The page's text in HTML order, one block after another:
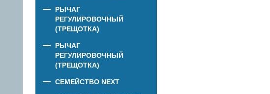
РЫЧАГ
РЕГУЛИРОВОЧНЫЙ
(ТРЕЩОТКА)
РЫЧАГ
РЕГУЛИРОВОЧНЫЙ
(ТРЕЩОТКА)
СЕМЕЙСТВО NEXT